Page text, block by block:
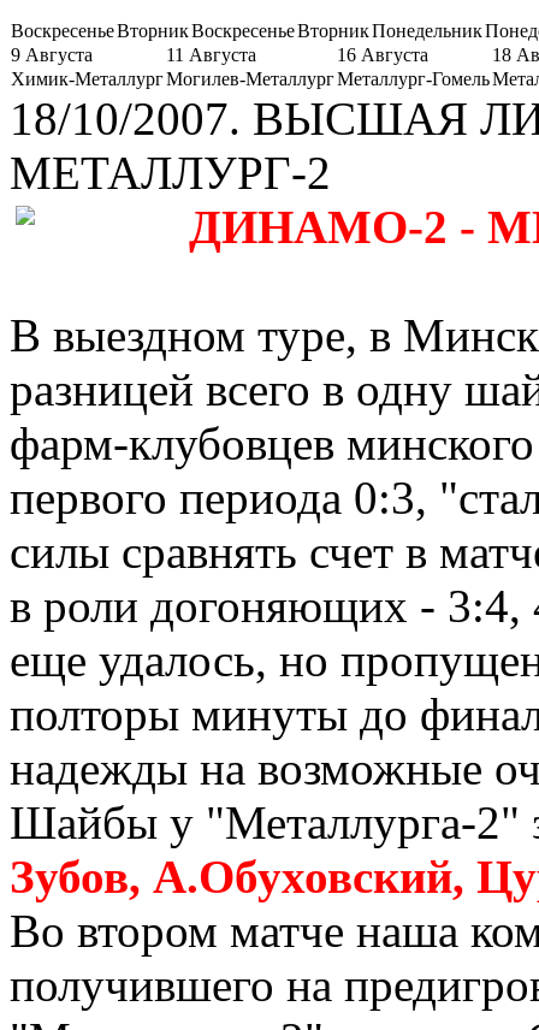
ВоскресеньеВторникВоскресеньеВторникПонедельник
9 Августа
11 Августа 16 Августа
18
Химик-МеталлургМогилев-МеталлургМеталлург-Гомель
18/10/2007. ВЫСШАЯ
МЕТАЛЛУРГ-2
ДИНАМО-2 -
В выездном туре, в
разницей всего в одну
фарм-клубовцев
первого периода 0:3,
силы сравнять счет в
в роли догоняющих - 3:4,
еще удалось, но
полторы минуты до
надежды на возможные
Шайбы у "Металлурга-2"
Зубов, А.Обуховский,
Во втором матче наша
получившего на